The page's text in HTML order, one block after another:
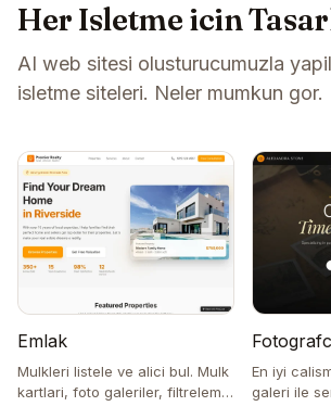
Her Isletme icin
AI web sitesi olusturucumuzla
isletme siteleri. Neler mumkun gor.
Emlak
Mulkleri listele ve alici bul. Mulk
kartlari, foto galeriler, filtreleme
En iyi
galeri ile